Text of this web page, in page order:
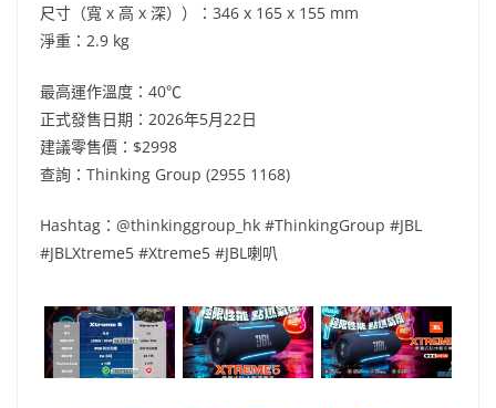
尺寸（寬 x 高 x 深））：346 x 165 x 155 mm
淨重：2.9 kg
最高運作溫度：40℃
正式發售日期：2026年5月22日
建議零售價：$2998
查詢：Thinking Group (2955 1168)
Hashtag：@thinkinggroup_hk #ThinkingGroup #JBL
#JBLXtreme5 #Xtreme5 #JBL喇叭